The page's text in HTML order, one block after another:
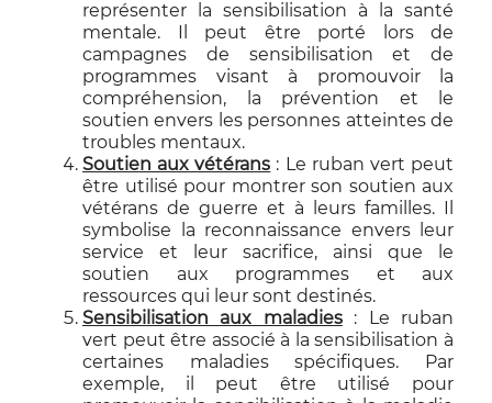
représenter la sensibilisation à la santé
mentale. Il peut être porté lors de
campagnes de sensibilisation et de
programmes visant à promouvoir la
compréhension, la prévention et le
soutien envers les personnes atteintes de
troubles mentaux.
Soutien aux vétérans : Le ruban vert peut
être utilisé pour montrer son soutien aux
vétérans de guerre et à leurs familles. Il
symbolise la reconnaissance envers leur
service et leur sacrifice, ainsi que le
soutien aux programmes et aux
ressources qui leur sont destinés.
Sensibilisation aux maladies: Le ruban
vert peut être associé à la sensibilisation à
certaines maladies spécifiques. Par
exemple, il peut être utilisé pour